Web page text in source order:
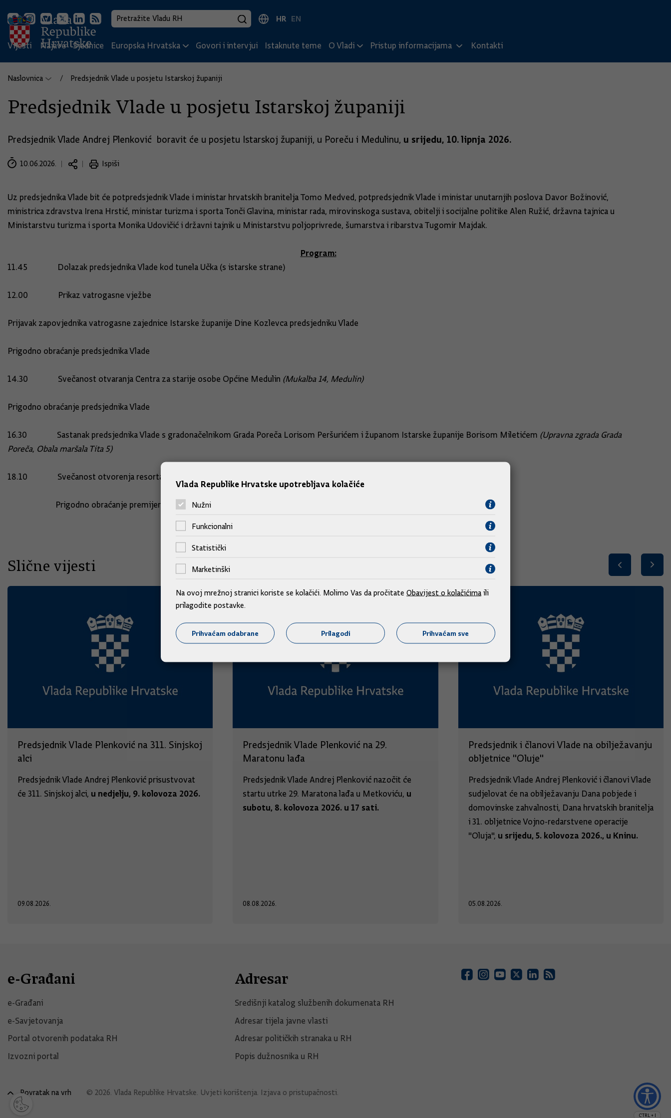
HR EN
Vijesti Najave Sjednice Europska Hrvatska Govori i intervjui Istaknute teme O Vladi Pristup informacijama Kontakti
Naslovnica Predsjednik Vlade u posjetu Istarskoj županiji
Predsjednik Vlade u posjetu Istarskoj županiji
Predsjednik Vlade Andrej Plenković boravit će u posjetu Istarskoj županiji, u Poreču i Medulinu, u srijedu, 10. lipnja 2026.
10.06.2026. Ispiši
Uz predsjednika Vlade bit će potpredsjednik Vlade i ministar hrvatskih branitelja Tomo Medved, potpredsjednik Vlade i ministar unutarnjih poslova Davor Božinović,
ministrica zdravstva Irena Hrstić, ministar turizma i sporta Tonči Glavina, ministar rada, mirovinskoga sustava, obitelji i socijalne politike Alen Ružić, državna tajnica u
Ministarstvu turizma i sporta Monika Udovičić i državni tajnik u Ministarstvu poljoprivrede, šumarstva i ribarstva Tugomir Majdak.
Program:
11.45 Dolazak predsjednika Vlade kod tunela Učka (s istarske strane)
12.00 Prikaz vatrogasne vježbe
Prijavak zapovjednika vatrogasne zajednice Istarske županije Dine Kozlevca predsjedniku Vlade
Prigodno obraćanje predsjednika Vlade
14.30 Svečanost otvaranja Centra za starije osobe Općine Medulin (Mukalba 14, Medulin)
Prigodno obraćanje predsjednika Vlade
16.30 Sastanak predsjednika Vlade s gradonačelnikom Grada Poreča Lorisom Peršurićem i županom Istarske županije Borisom Miletićem (Upravna zgrada Grada
Poreča, Obala maršala Tita 5)
18.10 Svečanost otvorenja resorta Pical
Prigodno obraćanje premijera Plenkovića
Slične vijesti
Predsjednik Vlade Plenković na 311. Sinjskoj
alci
Predsjednik Vlade Andrej Plenković prisustvovat
će 311. Sinjskoj alci, u nedjelju, 9. kolovoza 2026.
09.08.2026.
Predsjednik Vlade Plenković na 29.
Maratonu lađa
Predsjednik Vlade Andrej Plenković nazočit će
startu utrke 29. Maratona lađa u Metkoviću, u
subotu, 8. kolovoza 2026. u 17 sati.
08.08.2026.
Predsjednik i članovi Vlade na obilježavanju
obljetnice "Oluje"
Predsjednik Vlade Andrej Plenković i članovi Vlade
sudjelovat će na obilježavanju Dana pobjede i
domovinske zahvalnosti, Dana hrvatskih branitelja
i 31. obljetnice Vojno-redarstvene operacije
"Oluja", u srijedu, 5. kolovoza 2026., u Kninu.
05.08.2026.
e-Građani
e-Građani
e-Savjetovanja
Portal otvorenih podataka RH
Izvozni portal
Adresar
Središnji katalog službenih dokumenata RH
Adresar tijela javne vlasti
Adresar političkih stranaka u RH
Popis dužnosnika u RH
Povratak na vrh © 2026. Vlada Republike Hrvatske. Uvjeti korištenja. Izjava o pristupačnosti.
Vlada Republike Hrvatske upotrebljava kolačiće
Nužni
Funkcionalni
Statistički
Marketinški
Na ovoj mrežnoj stranici koriste se kolačići. Molimo Vas da pročitate Obavijest o kolačićima ili
prilagodite postavke.
Prihvaćam odabrane Prilagodi Prihvaćam sve
CTRL + I